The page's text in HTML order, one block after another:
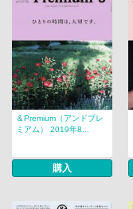
＆Premium（アンドプレ
ミアム） 2019年8...
購入